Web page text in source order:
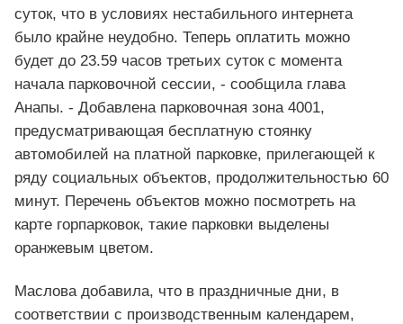
суток, что в условиях нестабильного интернета
было крайне неудобно. Теперь оплатить можно
будет до 23.59 часов третьих суток с момента
начала парковочной сессии, - сообщила глава
Анапы. - Добавлена парковочная зона 4001,
предусматривающая бесплатную стоянку
автомобилей на платной парковке, прилегающей к
ряду социальных объектов, продолжительностью 60
минут. Перечень объектов можно посмотреть на
карте горпарковок, такие парковки выделены
оранжевым цветом.
Маслова добавила, что в праздничные дни, в
соответствии с производственным календарем,